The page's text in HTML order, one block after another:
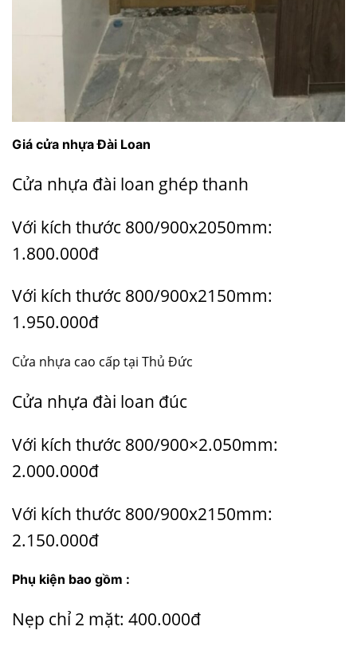
Giá cửa nhựa Đài Loan
Cửa nhựa đài loan ghép thanh
Với kích thước 800/900x2050mm:
1.800.000đ
Với kích thước 800/900x2150mm:
1.950.000đ
Cửa nhựa cao cấp tại Thủ Đức
Cửa nhựa đài loan đúc
Với kích thước 800/900×2.050mm:
2.000.000đ
Với kích thước 800/900x2150mm:
2.150.000đ
Phụ kiện bao gồm :
Nẹp chỉ 2 mặt: 400.000đ